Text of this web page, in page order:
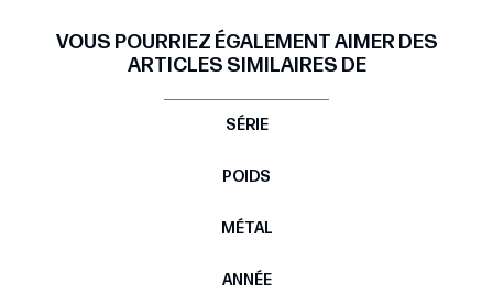
VOUS POURRIEZ ÉGALEMENT AIMER DES
ARTICLES SIMILAIRES DE
SÉRIE
POIDS
MÉTAL
ANNÉE